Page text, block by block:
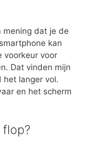
mening dat je de
kan
voorkeur voor
Dat vinden mijn
het langer vol.
en het scherm